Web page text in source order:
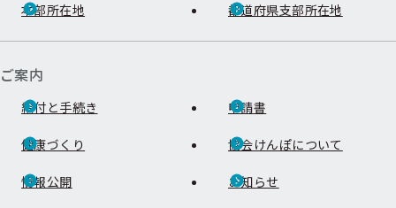
ュ
本部所在地 都道府県支部所在地
ご案内
給付と手続き 申請書
健康づくり 協会けんぽについて
情報公開 お知らせ